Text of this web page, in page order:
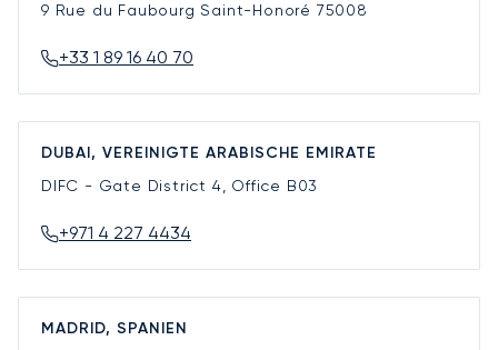
9 Rue du Faubourg Saint-Honoré 75008
+33 1 89 16 40 70
DUBAI, VEREINIGTE ARABISCHE EMIRATE
DIFC - Gate District 4, Office B03
+971 4 227 4434
MADRID, SPANIEN